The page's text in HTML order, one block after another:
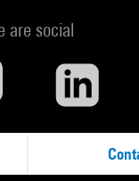
are social